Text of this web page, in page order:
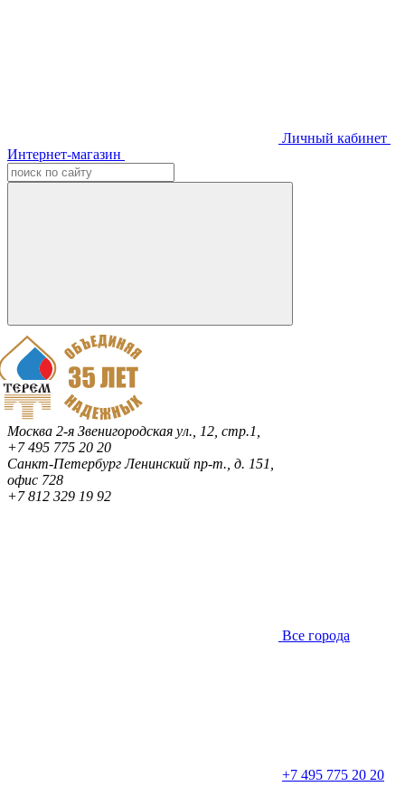
Личный кабинет
Интернет-магазин
Москва 2-я Звенигородская ул., 12, стр.1,
+7 495 775 20 20
Санкт-ПетербургЛенинский пр-т., д. 151,
офис 728
+7 812 329 19 92
Все города
+7 495 775 20 20